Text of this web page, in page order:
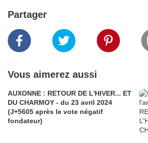
Partager
Vous aimerez aussi
AUXONNE : RETOUR DE L'HIVER... ET
DU CHARMOY - du 23 avril 2024
(J+5605 après le vote négatif
fondateur)